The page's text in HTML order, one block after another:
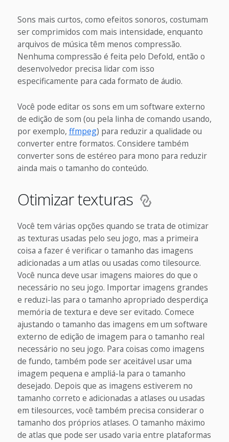
Sons mais curtos, como efeitos sonoros, costumam
ser comprimidos com mais intensidade, enquanto
arquivos de música têm menos compressão.
Nenhuma compressão é feita pelo Defold, então o
desenvolvedor precisa lidar com isso
especificamente para cada formato de áudio.
Você pode editar os sons em um software externo
de edição de som (ou pela linha de comando usando,
por exemplo, ffmpeg) para reduzir a qualidade ou
converter entre formatos. Considere também
converter sons de estéreo para mono para reduzir
ainda mais o tamanho do conteúdo.
Otimizar texturas
Você tem várias opções quando se trata de otimizar
as texturas usadas pelo seu jogo, mas a primeira
coisa a fazer é verificar o tamanho das imagens
adicionadas a um atlas ou usadas como tilesource.
Você nunca deve usar imagens maiores do que o
necessário no seu jogo. Importar imagens grandes
e reduzi-las para o tamanho apropriado desperdiça
memória de textura e deve ser evitado. Comece
ajustando o tamanho das imagens em um software
externo de edição de imagem para o tamanho real
necessário no seu jogo. Para coisas como imagens
de fundo, também pode ser aceitável usar uma
imagem pequena e ampliá-la para o tamanho
desejado. Depois que as imagens estiverem no
tamanho correto e adicionadas a atlases ou usadas
em tilesources, você também precisa considerar o
tamanho dos próprios atlases. O tamanho máximo
de atlas que pode ser usado varia entre plataformas